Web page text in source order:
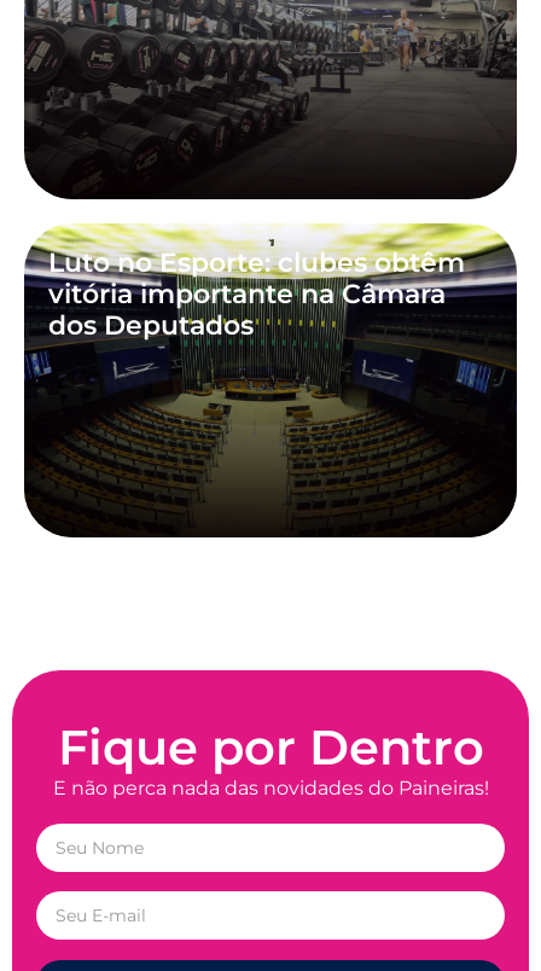
Luto no Esporte: clubes obtêm
vitória importante na Câmara
dos Deputados
Fique por Dentro
E não perca nada das novidades do Paineiras!